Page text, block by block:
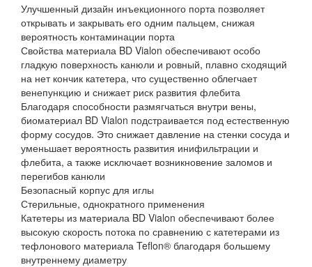
Улучшенный дизайн инъекционного порта позволяет
открывать и закрывать его одним пальцем, снижая
вероятность контаминации порта
Свойства материала BD Vialon обеспечивают особо
гладкую поверхность канюли и ровный, плавно сходящий
на нет кончик катетера, что существенно облегчает
венепункцию и снижает риск развития флебита
Благодаря способности размягчаться внутри вены,
биоматериал BD Vialon подстраивается под естественную
форму сосудов. Это снижает давление на стенки сосуда и
уменьшает вероятность развития инифильтрации и
флебита, а также исключает возникновение заломов и
перегибов канюли
Безопасный корпус для иглы
Стерильные, однократного применения
Катетеры из материала BD Vialon обеспечивают более
высокую скорость потока по сравнению с катетерами из
тефлонового материала Teflon® благодаря большему
внутреннему диаметру